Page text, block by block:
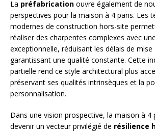
La préfabrication ouvre également de
perspectives pour la maison à 4 pans. Les
modernes de construction hors-site
réaliser des charpentes complexes avec
exceptionnelle, réduisant les délais de
garantissant une qualité constante. Cette
partielle rend ce style architectural plus
préservant ses qualités intrinsèques et la
personnalisation.
Dans une vision prospective, la maison à 4
devenir un vecteur privilégié de résilience